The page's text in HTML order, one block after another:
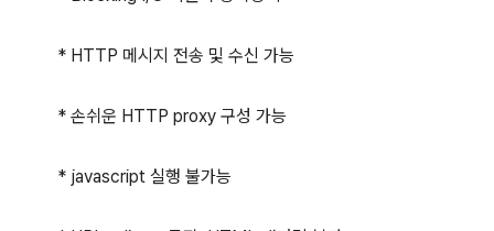
* HTTP 메시지 전송 및 수신 가능
* 손쉬운 HTTP proxy 구성 가능
* javascript 실행 불가능